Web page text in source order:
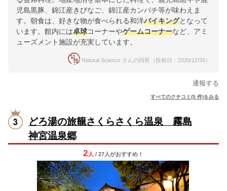
児島黒豚、錦江産きびなご、錦江産カンパチ等が味わえま
す。朝食は、好きな物が食べられる和洋バイキングとなって
います。館内には卓球コーナーやゲームコーナーなど、アミ
ューズメント施設が充実しています。
Natural Science さんの回答（投稿日：2020/12/26）
通報する
すべてのクチコミ(5 件)をみる
どろ湯の旅籠さくらさくら温泉 霧島
神宮温泉郷
2 人 / 27人がおすすめ！